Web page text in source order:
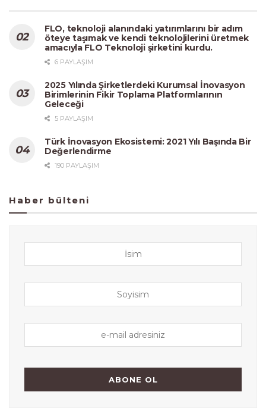
FLO, teknoloji alanındaki yatırımlarını bir adım
öteye taşımak ve kendi teknolojilerini üretmek
amacıyla FLO Teknoloji şirketini kurdu.
6 PAYLAŞIM
2025 Yılında Şirketlerdeki Kurumsal İnovasyon
Birimlerinin Fikir Toplama Platformlarının
Geleceği
5 PAYLAŞIM
Türk İnovasyon Ekosistemi: 2021 Yılı Başında Bir
Değerlendirme
190 PAYLAŞIM
Haber bülteni